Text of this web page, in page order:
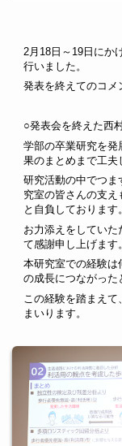
2月18日～19日にか
行いました。
発表を終えてのコメ
○発表会を終えた西
学部の卒業研究を
果のまとめまで工夫
研究活動の中でつ
究室の皆さんの支
と自負しております。
お力添えをしていた
て感謝申し上げます。
本研究室での経験
の成長につながった
この経験を踏まえ
まいります。